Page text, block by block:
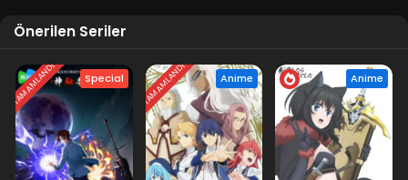
Önerilen Seriler
TAMAMLANDI Special TAMAMLANDI Anime Anime